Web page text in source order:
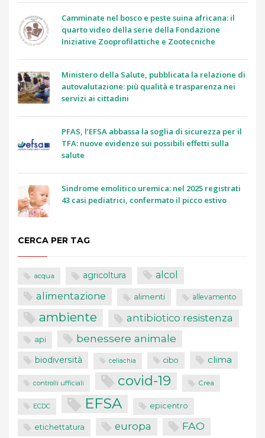
Camminate nel bosco e peste suina africana: il
quarto video della serie della Fondazione
Iniziative Zooprofilattiche e Zootecniche
Ministero della Salute, pubblicata la relazione di
autovalutazione: più qualità e trasparenza nei
servizi ai cittadini
PFAS, l’EFSA abbassa la soglia di sicurezza per il
TFA: nuove evidenze sui possibili effetti sulla
salute
Sindrome emolitico uremica: nel 2025 registrati
43 casi pediatrici, confermato il picco estivo
CERCA PER TAG
acqua agricoltura alcol
alimentazione alimenti allevamento
ambiente antibiotico resistenza
api benessere animale
biodiversità celiachia cibo clima
controlli ufficiali covid-19 Crea
ECDC EFSA epicentro
etichettatura europa FAO